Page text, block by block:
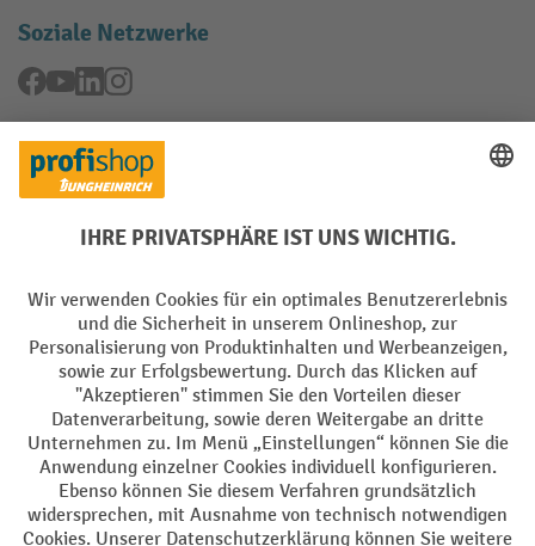
Soziale Netzwerke
Facebook
YouTubeLinkedIn
Rücknahme-Services
Elektrogeräte Rückname
Batterie Rückname
AGB Impressum Datenschutz
Barrierefreiheit Grounding Page Privacy Settings